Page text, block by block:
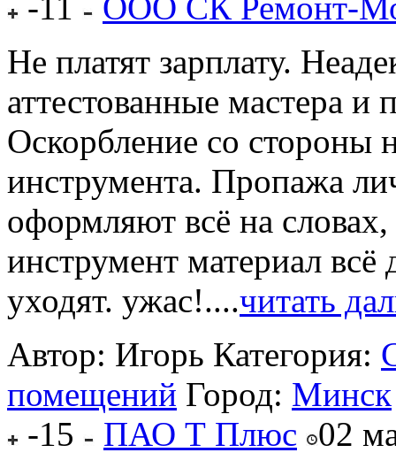
-11
ООО СК Ремонт-
Не платят зарплату.
аттестованные мастера
Оскорбление со стороны
инструмента. Пропажа
оформляют всё на
инструмент материал
уходят. ужас!....читать
Автор: Игорь Категория:
помещений Город: Минск
-15
ПАО Т Плюс
02